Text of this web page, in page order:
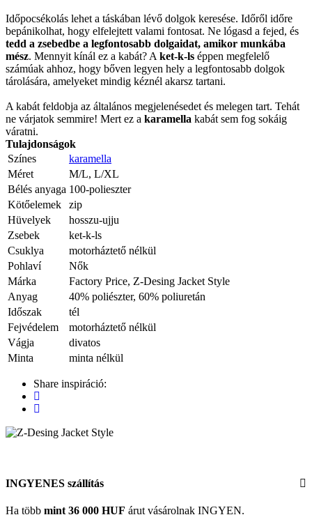
Időpocsékolás lehet a táskában lévő dolgok keresése. Időről időre
bepánikolhat, hogy elfelejtett valami fontosat. Ne lógasd a fejed, és
tedd a zsebedbe a legfontosabb dolgaidat, amikor munkába
mész. Mennyit kínál ez a kabát? A ket-k-ls éppen megfelelő
számúak ahhoz, hogy bőven legyen hely a legfontosabb dolgok
tárolására, amelyeket mindig kéznél akarsz tartani.
A kabát feldobja az általános megjelenésedet és melegen tart. Tehát
ne várjatok semmire! Mert ez a karamella kabát sem fog sokáig
váratni.
Tulajdonságok
Színes
karamella
Méret
M/L, L/XL
Bélés anyaga 100-polieszter
Kötőelemek
zip
Hüvelyek
hosszu-ujju
Zsebek
ket-k-ls
Csuklya
motorháztető nélkül
Pohlaví
Nők
Márka
Factory Price, Z-Desing Jacket Style
Anyag
40% poliészter, 60% poliuretán
Időszak
tél
Fejvédelem
motorháztető nélkül
Vágja
divatos
Minta
minta nélkül
Share inspiráció:
INGYENES szállítás
Ha több mint 36 000 HUF árut vásárolnak INGYEN.